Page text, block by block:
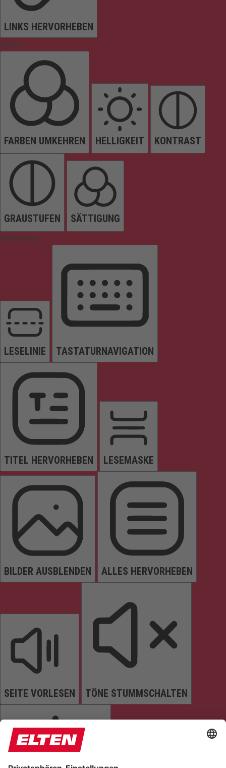
LINKS HERVORHEBEN
Farben
FARBEN UMKEHREN HELLIGKEIT KONTRAST
GRAUSTUFEN SÄTTIGUNG
Orientierung
LESELINIE TASTATURNAVIGATION
TITEL HERVORHEBEN LESEMASKE
BILDER AUSBLENDEN ALLES HERVORHEBEN
SEITE VORLESEN TÖNE STUMMSCHALTEN